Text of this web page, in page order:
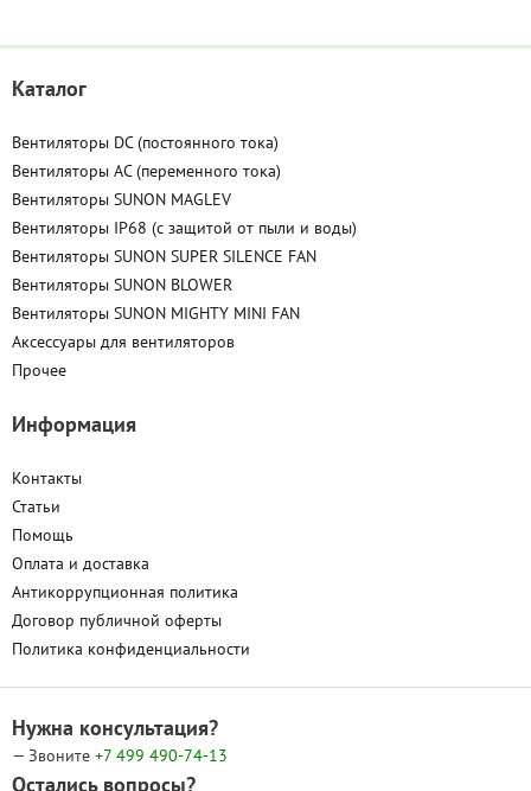
Каталог
Вентиляторы DC (постоянного тока)
Вентиляторы AC (переменного тока)
Вентиляторы SUNON MAGLEV
Вентиляторы IP68 (c защитой от пыли и воды)
Вентиляторы SUNON SUPER SILENCE FAN
Вентиляторы SUNON BLOWER
Вентиляторы SUNON MIGHTY MINI FAN
Аксессуары для вентиляторов
Прочее
Информация
Контакты
Статьи
Помощь
Оплата и доставка
Антикоррупционная политика
Договор публичной оферты
Политика конфиденциальности
Нужна консультация?
— Звоните +7 499 490-74-13
Остались вопросы?